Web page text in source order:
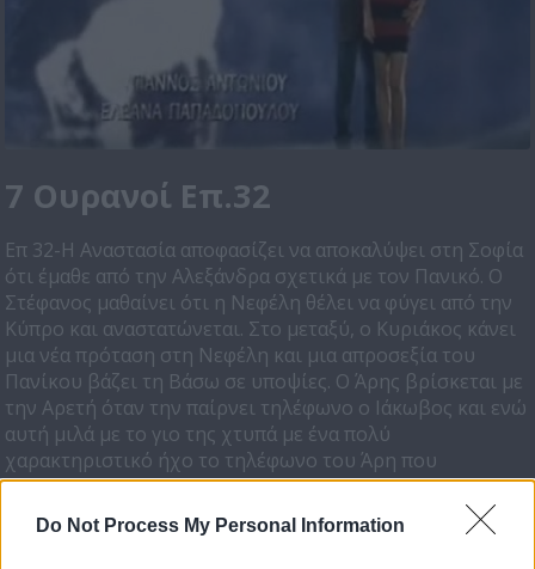
Do Not Process My Personal Information
7 Ουρανοί Επ.32
Επ 32-Η Αναστασία αποφασίζει να αποκαλύψει στη Σοφία
ότι έμαθε από την Αλεξάνδρα σχετικά με τον Πανικό. O
Στέφανος μαθαίνει ότι η Νεφέλη θέλει να φύγει από την
Κύπρο και αναστατώνεται. Στο μεταξύ, ο Κυριάκος κάνει
μια νέα πρόταση στη Νεφέλη και μια απροσεξία του
Πανίκου βάζει τη Βάσω σε υποψίες. Ο Άρης βρίσκεται με
την Αρετή όταν την παίρνει τηλέφωνο ο Ιάκωβος και ενώ
αυτή μιλά με το γιο της χτυπά με ένα πολύ
χαρακτηριστικό ήχο το τηλέφωνο του Άρη που
βρίσκεται δίπλα της, κάτι που τους κάνει να παγώσουν
από αγωνία!